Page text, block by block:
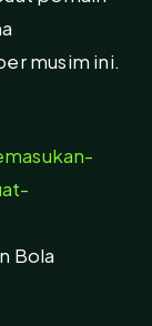
musim ini.
Bola